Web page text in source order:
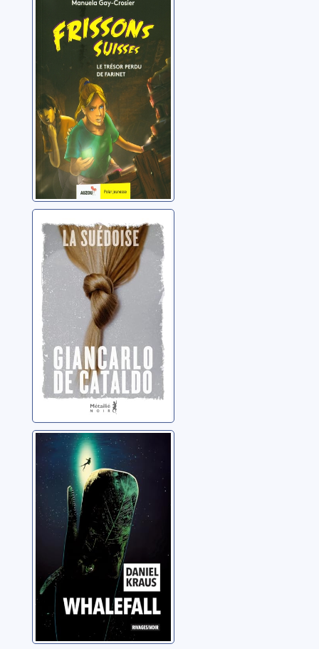
de Farinet
Gay-Crosier, Manuela
La Suédoise
De Cataldo, Giancarlo
Whalefall
Kraus, Daniel